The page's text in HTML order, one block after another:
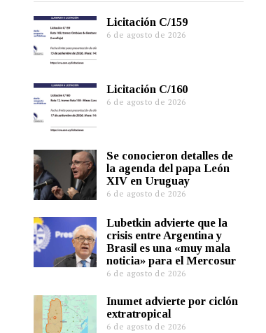
Licitación C/159
6 de agosto de 2026
Licitación C/160
6 de agosto de 2026
Se conocieron detalles de
la agenda del papa León
XIV en Uruguay
6 de agosto de 2026
Lubetkin advierte que la
crisis entre Argentina y
Brasil es una «muy mala
noticia» para el Mercosur
6 de agosto de 2026
Inumet advierte por ciclón
extratropical
6 de agosto de 2026